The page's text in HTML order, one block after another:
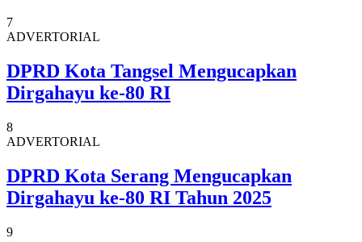
7
ADVERTORIAL
DPRD Kota Tangsel Mengucapkan
Dirgahayu ke-80 RI
8
ADVERTORIAL
DPRD Kota Serang Mengucapkan
Dirgahayu ke-80 RI Tahun 2025
9